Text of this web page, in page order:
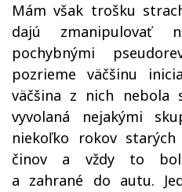
Mám však trošku
dajú zmanipulovať
pochybnými
pozrieme väčšinu
väčšina z nich nebola
vyvolaná nejakými
niekoľko rokov
činov a vždy to
a zahrané do autu.